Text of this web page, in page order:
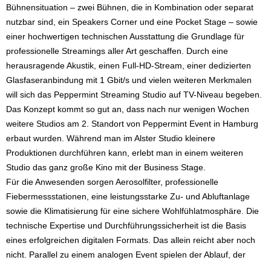
Bühnensituation – zwei Bühnen, die in Kombination oder separat
nutzbar sind, ein Speakers Corner und eine Pocket Stage – sowie
einer hochwertigen technischen Ausstattung die Grundlage für
professionelle Streamings aller Art geschaffen. Durch eine
herausragende Akustik, einen Full-HD-Stream, einer dedizierten
Glasfaseranbindung mit 1 Gbit/s und vielen weiteren Merkmalen
will sich das Peppermint Streaming Studio auf TV-Niveau begeben.
Das Konzept kommt so gut an, dass nach nur wenigen Wochen
weitere Studios am 2. Standort von Peppermint Event in Hamburg
erbaut wurden. Während man im Alster Studio kleinere
Produktionen durchführen kann, erlebt man in einem weiteren
Studio das ganz große Kino mit der Business Stage.
Für die Anwesenden sorgen Aerosolfilter, professionelle
Fiebermessstationen, eine leistungsstarke Zu- und Abluftanlage
sowie die Klimatisierung für eine sichere Wohlfühlatmosphäre. Die
technische Expertise und Durchführungssicherheit ist die Basis
eines erfolgreichen digitalen Formats. Das allein reicht aber noch
nicht. Parallel zu einem analogen Event spielen der Ablauf, der